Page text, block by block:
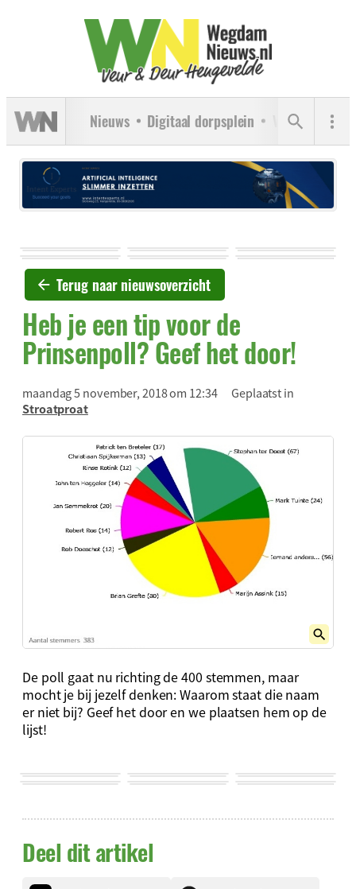
Nieuws Digitaal dorpsplein Verenigingen
Terug naar nieuwsoverzicht
Heb je een tip voor de
Prinsenpoll? Geef het door!
maandag 5 november, 2018 om 12:34
Geplaatst in
Stroatproat
De poll gaat nu richting de 400 stemmen, maar
mocht je bij jezelf denken: Waarom staat die naam
er niet bij? Geef het door en we plaatsen hem op de
lijst!
Deel dit artikel